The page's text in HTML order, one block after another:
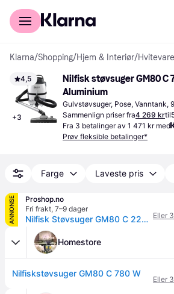
For kunder
Klarna/Shopping/Hjem & Interiør/
4,5
+3
Nilfisk støvsuger GM80 C
Aluminium
Gulvstøvsuger, Pose, Vanntank,
Sammenlign priser fra4 269 krtil
Fra 3 betalinger av 1 471 kr med
Prøv fleksible betalinger*
Farge Laveste pris
ANNONSE
Proshop.no
Fri frakt, 7–9 dager
Nilfisk Støvsuger GM80 C 220-240V BLACK Eller
Homestore
Nilfiskstøvsuger GM80 C 780 W
Eller